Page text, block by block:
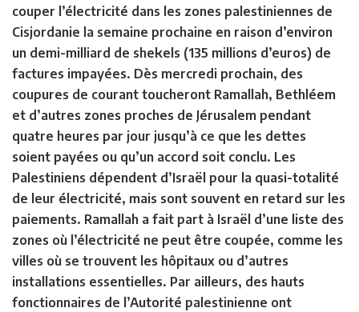
couper l’électricité dans les zones palestiniennes de
Cisjordanie la semaine prochaine en raison d’environ
un demi-milliard de shekels (135 millions d’euros) de
factures impayées. Dès mercredi prochain, des
coupures de courant toucheront Ramallah, Bethléem
et d’autres zones proches de Jérusalem pendant
quatre heures par jour jusqu’à ce que les dettes
soient payées ou qu’un accord soit conclu. Les
Palestiniens dépendent d’Israël pour la quasi-totalité
de leur électricité, mais sont souvent en retard sur les
paiements. Ramallah a fait part à Israël d’une liste des
zones où l’électricité ne peut être coupée, comme les
villes où se trouvent les hôpitaux ou d’autres
installations essentielles. Par ailleurs, des hauts
fonctionnaires de l’Autorité palestinienne ont